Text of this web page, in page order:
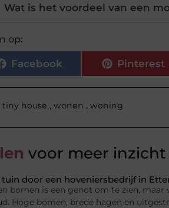
Wat is het voordeel van een
op:
Facebook Pinterest
tiny house , wonen , woning
voor meer inzicht
door een hoveniersbedrijf in
bomen is een genot om te zien, maar
Hoge bomen, brede hagen en